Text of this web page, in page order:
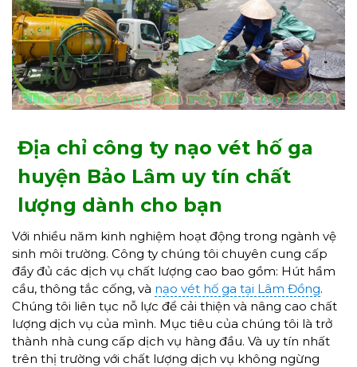
Địa chỉ công ty nạo vét hố ga
huyện Bảo Lâm uy tín chất
lượng dành cho bạn
Với nhiều năm kinh nghiệm hoạt động trong ngành vệ
sinh môi trường. Công ty chúng tôi chuyên cung cấp
đầy đủ các dịch vụ chất lượng cao bao gồm: Hút hầm
cầu, thông tắc cống, và nạo vét hố ga tại Lâm Đồng.
Chúng tôi liên tục nỗ lực để cải thiện và nâng cao chất
lượng dịch vụ của mình. Mục tiêu của chúng tôi là trở
thành nhà cung cấp dịch vụ hàng đầu. Và uy tín nhất
trên thị trường với chất lượng dịch vụ không ngừng